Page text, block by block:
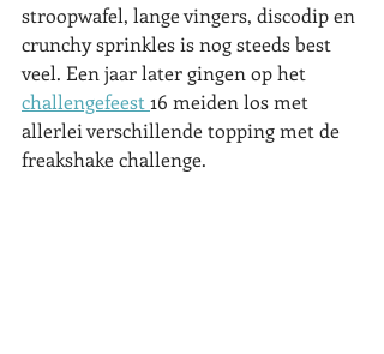
stroopwafel, lange vingers, discodip en
crunchy sprinkles is nog steeds best
veel. Een jaar later gingen op het
challengefeest 16 meiden los met
allerlei verschillende topping met de
freakshake challenge.